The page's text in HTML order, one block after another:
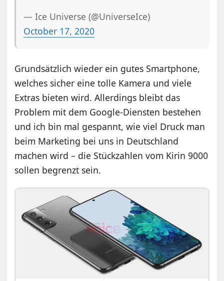
— Ice Universe (@UniverseIce)
October 17, 2020
Grundsätzlich wieder ein gutes Smartphone,
welches sicher eine tolle Kamera und viele
Extras bieten wird. Allerdings bleibt das
Problem mit dem Google-Diensten bestehen
und ich bin mal gespannt, wie viel Druck man
beim Marketing bei uns in Deutschland
machen wird – die Stückzahlen vom Kirin 9000
sollen begrenzt sein.